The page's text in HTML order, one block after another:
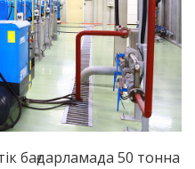
бағдарламада 50 тонна